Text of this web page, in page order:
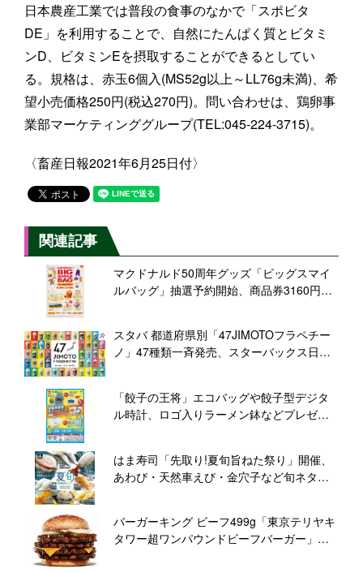
日本農産工業では普段の食事のなかで「スポビタ
DE」を利用することで、自然にたんぱく質とビタミ
ンD、ビタミンEを摂取することができるとしてい
る。規格は、赤玉6個入(MS52g以上～LL76g未満)、希
望小売価格250円(税込270円)。問い合わせは、鶏卵事
業部マーケティンググループ(TEL:045-224-3715)。
〈畜産日報2021年6月25日付〉
関連記事
マクドナルド50周年グッズ「ビッグスマイ
ルバッグ」抽選予約開始、商品券3160円分
スタバ 都道府県別「47JIMOTOフラペチー
ノ」47種類一斉発売、スターバックス日本
「餃子の王将」エコバッグや餃子型デジタ
ル時計、ロゴ入りラーメン鉢などプレゼン
はま寿司「先取り!夏旬旨ねた祭り」開催、
あわび・天然車えび・金穴子など旬ネタ、
バーガーキング ビーフ499g「東京テリヤキ
タワー超ワンパウンドビーフバーガー」発